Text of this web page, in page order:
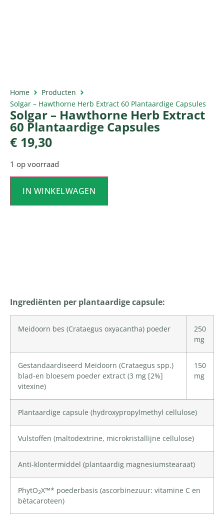
Home
Producten
Solgar – Hawthorne Herb Extract 60 Plantaardige Capsules
Solgar – Hawthorne Herb Extract
60 Plantaardige Capsules
€ 19,30
1 op voorraad
IN WINKELWAGEN
Ingrediënten per plantaardige capsule:
Meidoorn bes (Crataegus oxyacantha) poeder
250
mg
Gestandaardiseerd Meidoorn (Crataegus spp.)
blad-en bloesem poeder extract (3 mg [2%]
vitexine)
150
mg
Plantaardige capsule (hydroxypropylmethyl cellulose)
Vulstoffen (maltodextrine, microkristallijne cellulose)
Anti-klontermiddel (plantaardig magnesiumstearaat)
PhytO2X™* poederbasis (ascorbinezuur: vitamine C en
bètacaroteen)